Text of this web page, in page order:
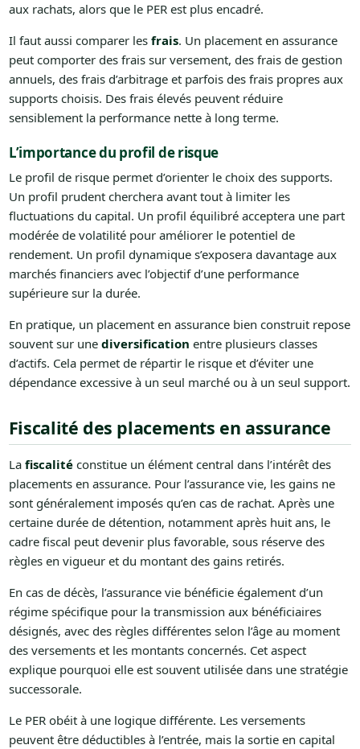
aux rachats, alors que le PER est plus encadré.
Il faut aussi comparer les frais. Un placement en assurance
peut comporter des frais sur versement, des frais de gestion
annuels, des frais d’arbitrage et parfois des frais propres aux
supports choisis. Des frais élevés peuvent réduire
sensiblement la performance nette à long terme.
L’importance du profil de risque
Le profil de risque permet d’orienter le choix des supports.
Un profil prudent cherchera avant tout à limiter les
fluctuations du capital. Un profil équilibré acceptera une part
modérée de volatilité pour améliorer le potentiel de
rendement. Un profil dynamique s’exposera davantage aux
marchés financiers avec l’objectif d’une performance
supérieure sur la durée.
En pratique, un placement en assurance bien construit repose
souvent sur une diversification entre plusieurs classes
d’actifs. Cela permet de répartir le risque et d’éviter une
dépendance excessive à un seul marché ou à un seul support.
Fiscalité des placements en assurance
La fiscalitéconstitue un élément central dans l’intérêt des
placements en assurance. Pour l’assurance vie, les gains ne
sont généralement imposés qu’en cas de rachat. Après une
certaine durée de détention, notamment après huit ans, le
cadre fiscal peut devenir plus favorable, sous réserve des
règles en vigueur et du montant des gains retirés.
En cas de décès, l’assurance vie bénéficie également d’un
régime spécifique pour la transmission aux bénéficiaires
désignés, avec des règles différentes selon l’âge au moment
des versements et les montants concernés. Cet aspect
explique pourquoi elle est souvent utilisée dans une stratégie
successorale.
Le PER obéit à une logique différente. Les versements
peuvent être déductibles à l’entrée, mais la sortie en capital